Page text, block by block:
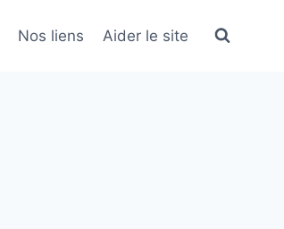
Nos liens Aider le site